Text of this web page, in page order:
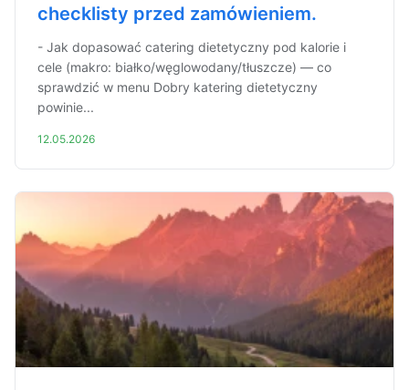
checklisty przed zamówieniem.
- Jak dopasować catering dietetyczny pod kalorie i
cele (makro: białko/węglowodany/tłuszcze) — co
sprawdzić w menu Dobry katering dietetyczny
powinie...
12.05.2026